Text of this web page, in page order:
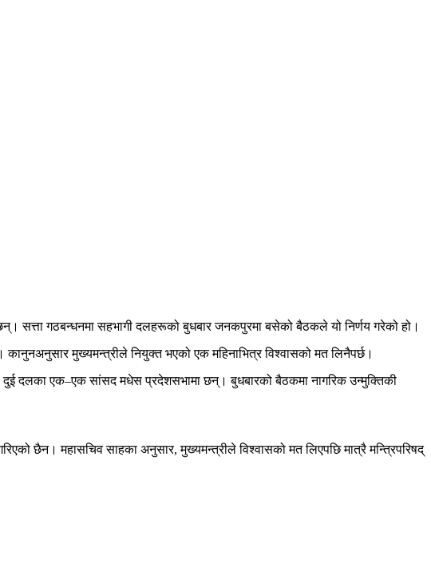
सत्ता गठबन्धनमा सहभागी दलहरूको बुधबार जनकपुरमा बसेको बैठकले यो निर्णय गरेको हो।
मुख्यमन्त्रीले नियुक्त भएको एक महिनाभित्र विश्वासको मत लिनैपर्छ।
दलका एक–एक सांसद मधेस प्रदेशसभामा छन्। बुधबारको बैठकमा नागरिक उन्मुक्तिकी
छैन। महासचिव साहका अनुसार, मुख्यमन्त्रीले विश्वासको मत लिएपछि मात्रै मन्त्रिपरिषद्